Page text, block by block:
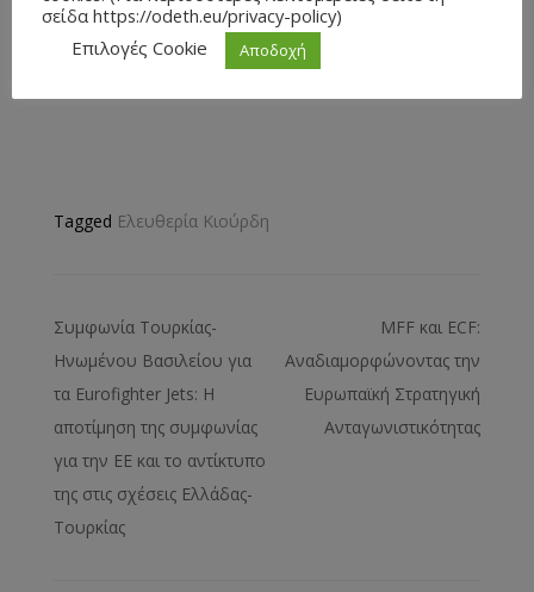
Tagged Ελευθερία Κιούρδη
Συμφωνία Τουρκίας-
Ηνωμένου Βασιλείου για
τα Eurofighter Jets: Η
αποτίμηση της συμφωνίας
για την ΕΕ και το αντίκτυπο
της στις σχέσεις Ελλάδας-
Τουρκίας
MFF και ECF:
Αναδιαμορφώνοντας την
Ευρωπαϊκή Στρατηγική
Ανταγωνιστικότητας
σείδα https://odeth.eu/privacy-policy)
Επιλογές Cookie
Αποδοχή